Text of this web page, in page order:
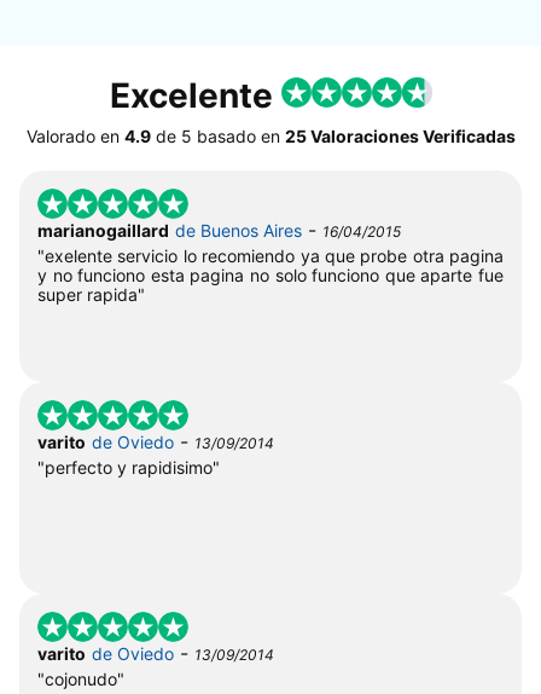
Excelente
Valorado en 4.9de 5 basado en 25 Valoraciones Verificadas
marianogaillard de Buenos Aires - 16/04/2015
"exelente servicio lo recomiendo ya que probe otra pagina
y no funciono esta pagina no solo funciono que aparte fue
super rapida"
varito de Oviedo - 13/09/2014
"perfecto y rapidisimo"
varito de Oviedo - 13/09/2014
"cojonudo"